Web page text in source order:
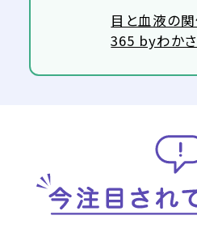
目と血液の
365 byわか